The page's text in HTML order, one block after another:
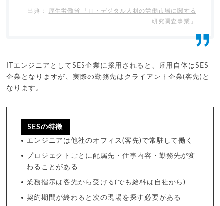
厚生労働省 「IT・デジタル人材の労働市場に関する
研究調査事業」
ITエンジニアとしてSES企業に採用されると、雇用自体はSES
企業となりますが、実際の勤務先はクライアント企業(客先)と
なります。
SESの特徴
エンジニアは他社のオフィス(客先)で常駐して働く
プロジェクトごとに配属先・仕事内容・勤務先が変
わることがある
業務指示は客先から受ける(でも給料は自社から)
契約期間が終わると次の現場を探す必要がある